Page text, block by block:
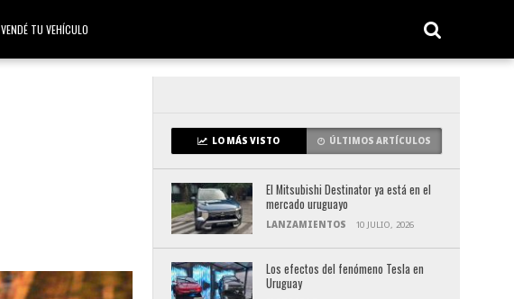
VENDÉ TU VEHÍCULO
LO MÁS VISTO ÚLTIMOS ARTÍCULOS
El Mitsubishi Destinator ya está en el
mercado uruguayo
LANZAMIENTOS 10 JULIO, 2026
Los efectos del fenómeno Tesla en
Uruguay